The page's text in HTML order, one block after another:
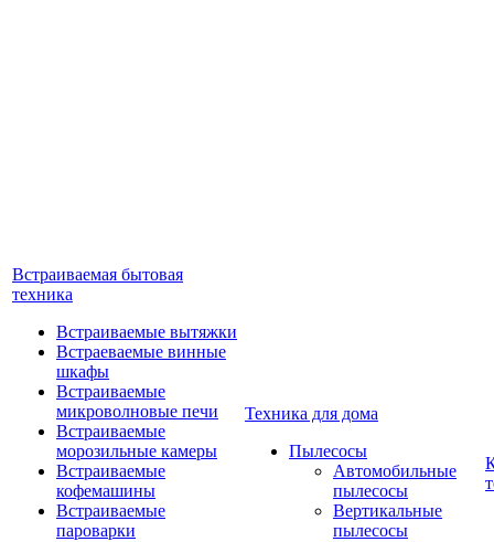
Встраиваемая бытовая
техника
Встраиваемые вытяжки
Встраеваемые винные
шкафы
Встраиваемые
микроволновые печи
Встраиваемые
морозильные камеры
Встраиваемые
кофемашины
Встраиваемые
пароварки
Техника для дома
Пылесосы
Автомобильные
пылесосы
Вертикальные
пылесосы